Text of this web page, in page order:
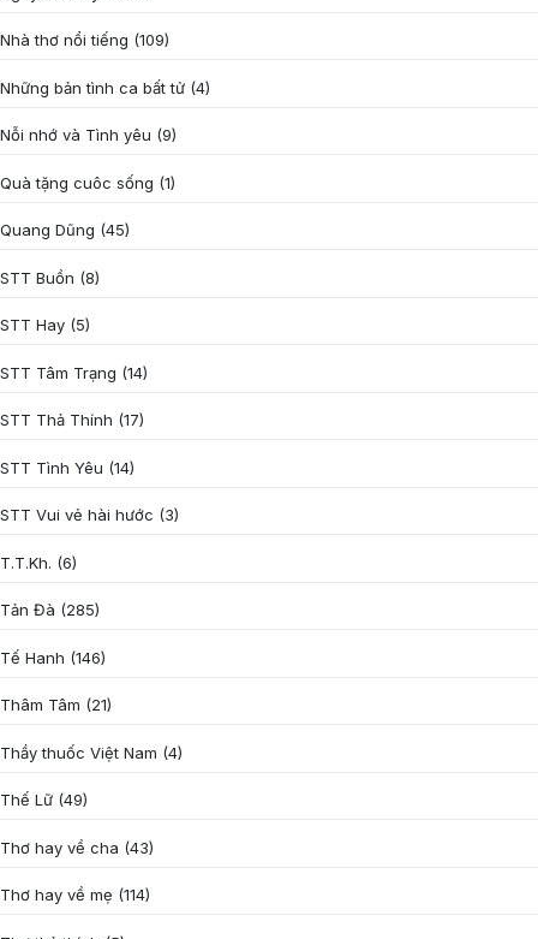
Nhà thơ nổi tiếng (109)
Những bản tình ca bất tử (4)
Nỗi nhớ và Tình yêu (9)
Quà tặng cuôc sống (1)
Quang Dũng (45)
STT Buồn (8)
STT Hay (5)
STT Tâm Trạng (14)
STT Thả Thính (17)
STT Tình Yêu (14)
STT Vui vẻ hài hước (3)
T.T.Kh. (6)
Tản Đà (285)
Tế Hanh (146)
Thâm Tâm (21)
Thầy thuốc Việt Nam (4)
Thế Lữ (49)
Thơ hay về cha (43)
Thơ hay về mẹ (114)